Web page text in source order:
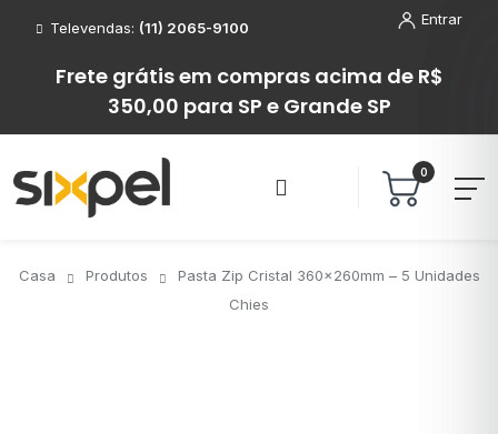
Televendas: (11) 2065-9100
Frete grátis em compras acima de R$
350,00 para SP e Grande SP
Entrar
0
Casa Produtos
Pasta Zip Cristal 360x260mm – 5 Unidades
Chies